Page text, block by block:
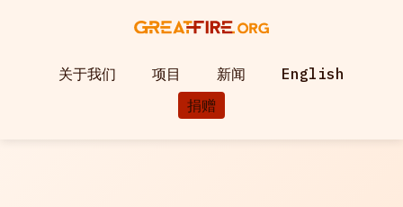
关于我们 项目 新闻
English
捐赠